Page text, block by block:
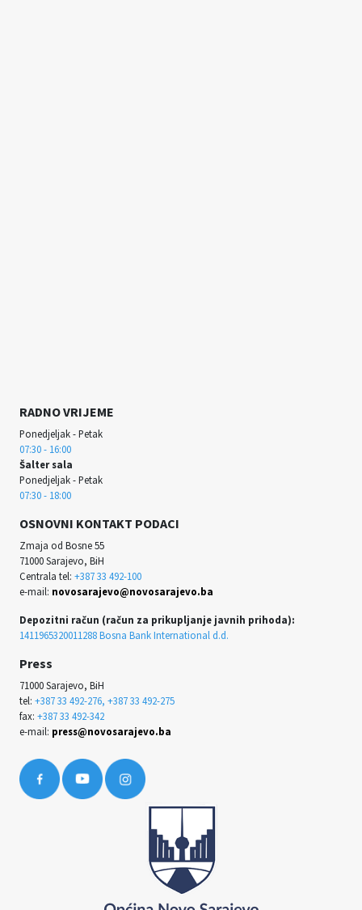
RADNO VRIJEME
Ponedjeljak - Petak
07:30 - 16:00
Šalter sala
Ponedjeljak - Petak
07:30 - 18:00
OSNOVNI KONTAKT PODACI
Zmaja od Bosne 55
71000 Sarajevo, BiH
Centrala tel: +387 33 492-100
e-mail: novosarajevo@novosarajevo.ba
Depozitni račun (račun za prikupljanje javnih prihoda):
1411965320011288 Bosna Bank International d.d.
Press
71000 Sarajevo, BiH
tel: +387 33 492-276, +387 33 492-275
fax: +387 33 492-342
e-mail: press@novosarajevo.ba